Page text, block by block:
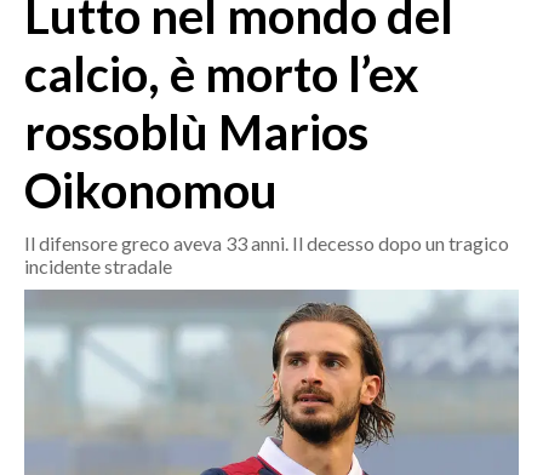
MEDIO CAMPIDANO
SASSARI E PROVINCIA
NUORO E PROVINCIA
OGLIASTRA
CRONACA
ITALIA
MONDO
Lutto nel mondo del
calcio, è morto l’ex
rossoblù Marios
Oikonomou
Il difensore greco aveva 33 anni. Il decesso dopo un tragico
incidente stradale